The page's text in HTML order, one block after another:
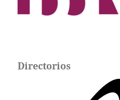
Directorios